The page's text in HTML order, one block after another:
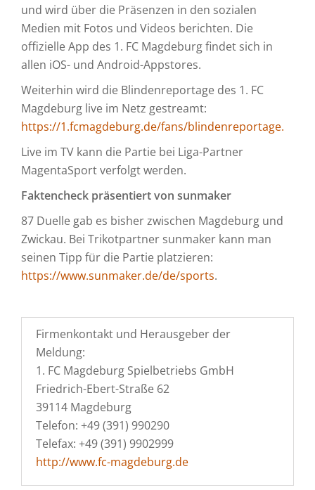
und wird über die Präsenzen in den sozialen
Medien mit Fotos und Videos berichten. Die
offizielle App des 1. FC Magdeburg findet sich in
allen iOS- und Android-Appstores.
Weiterhin wird die Blindenreportage des 1. FC
Magdeburg live im Netz gestreamt:
https://1.fcmagdeburg.de/fans/blindenreportage.
Live im TV kann die Partie bei Liga-Partner
MagentaSport verfolgt werden.
Faktencheck präsentiert von sunmaker
87 Duelle gab es bisher zwischen Magdeburg und
Zwickau. Bei Trikotpartner sunmaker kann man
seinen Tipp für die Partie platzieren:
https://www.sunmaker.de/de/sports.
Firmenkontakt und Herausgeber der
Meldung:
1. FC Magdeburg Spielbetriebs GmbH
Friedrich-Ebert-Straße 62
39114 Magdeburg
Telefon: +49 (391) 990290
Telefax: +49 (391) 9902999
http://www.fc-magdeburg.de